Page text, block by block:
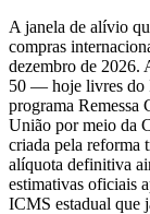
A janela de alívio
compras
dezembro de 2026.
50 — hoje livres do
programa
União por meio da
criada pela reforma
alíquota definitiva
estimativas oficiais
ICMS estadual que